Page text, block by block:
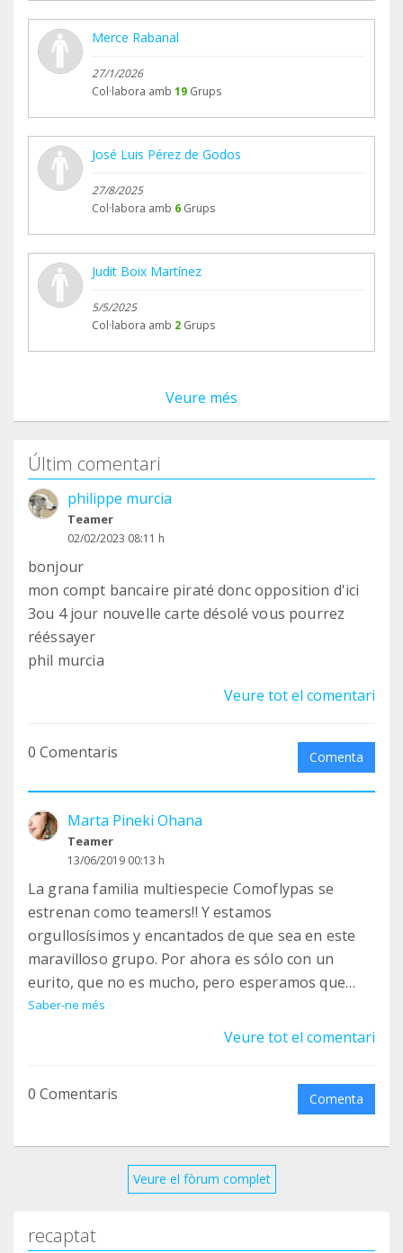
Merce Rabanal
27/1/2026
Col·labora amb 19 Grups
José Luis Pérez de Godos
27/8/2025
Col·labora amb 6 Grups
Judit Boix Martínez
5/5/2025
Col·labora amb 2 Grups
Veure més
Últim comentari
philippe murcia
Teamer
02/02/2023 08:11 h
bonjour
mon compt bancaire piraté donc opposition d'ici
3ou 4 jour nouvelle carte désolé vous pourrez
rééssayer
phil murcia
Veure tot el comentari
0 Comentaris Comenta
Marta Pineki Ohana
Teamer
13/06/2019 00:13 h
La grana familia multiespecie Comoflypas se
estrenan como teamers!! Y estamos
orgullosísimos y encantados de que sea en este
maravilloso grupo. Por ahora es sólo con un
eurito, que no es mucho, pero esperamos que
cuando nuestra economía mejore pueda ser
Saber-ne més
Veure tot el comentari
0 Comentaris Comenta
Veure el fòrum complet
recaptat